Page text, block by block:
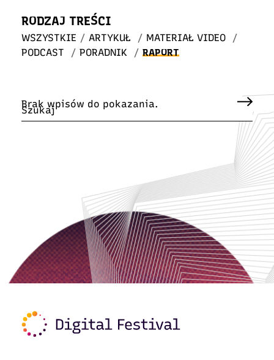
RODZAJ TREŚCI
WSZYSTKIE / ARTYKUŁ / MATERIAŁ VIDEO
/
PODCAST
/ PORADNIK / RAPORT
Brak wpisów do pokazania.